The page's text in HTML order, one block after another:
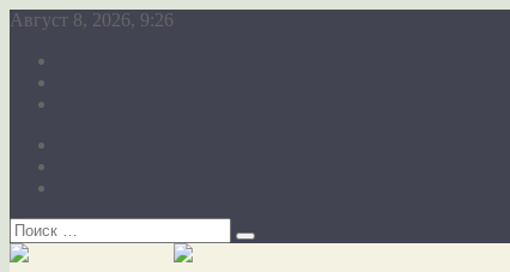
Август 8, 2026, 9:26